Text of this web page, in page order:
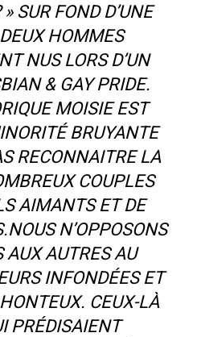
SUR FOND D’UNE
HOMMES
NUS LORS D’UN
& GAY PRIDE.
MOISIE EST
BRUYANTE
RECONNAITRE LA
COUPLES
AIMANTS ET DE
N’OPPOSONS
AUX AUTRES AU
INFONDÉES ET
CEUX-LÀ
PRÉDISAIENT